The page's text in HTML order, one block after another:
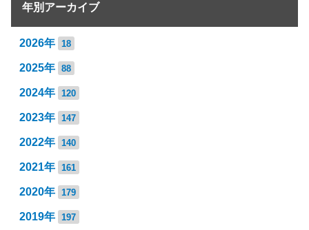
年別アーカイブ
2026年 18
2025年 88
2024年 120
2023年 147
2022年 140
2021年 161
2020年 179
2019年 197